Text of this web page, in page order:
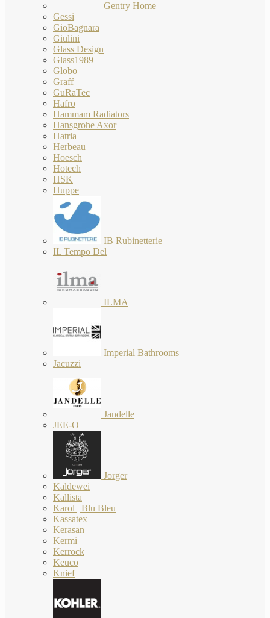
Gentry Home
Gessi
GioBagnara
Giulini
Glass Design
Glass1989
Globo
Graff
GuRaTec
Hafro
Hammam Radiators
Hansgrohe Axor
Hatria
Herbeau
Hoesch
Hotech
HSK
Huppe
IB Rubinetterie
IL Tempo Del
ILMA
Imperial Bathrooms
Jacuzzi
Jandelle
JEE-O
Jorger
Kaldewei
Kallista
Karol | Blu Bleu
Kassatex
Kerasan
Kermi
Kerrock
Keuco
Knief